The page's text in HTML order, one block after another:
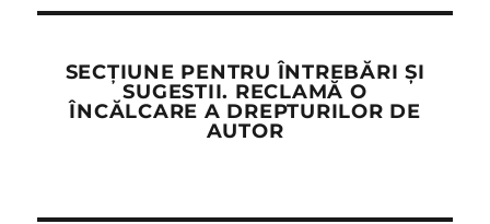
SECȚIUNE PENTRU ÎNTREBĂRI ȘI
SUGESTII. RECLAMĂ O
ÎNCĂLCARE A DREPTURILOR DE
AUTOR